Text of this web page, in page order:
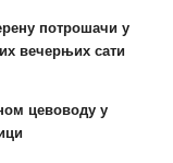
потрошачи у
вечерњих сати
цевоводу у